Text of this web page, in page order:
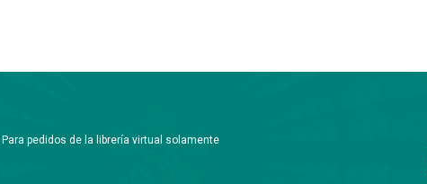
/ Para pedidos de la librería virtual solamente